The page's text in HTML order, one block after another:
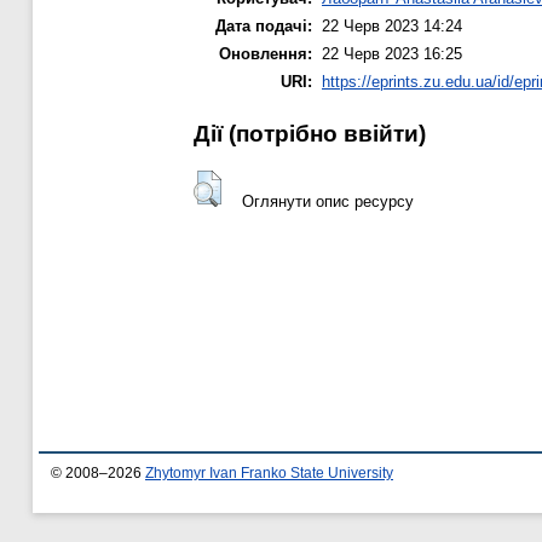
Дата подачі: 22 Черв 2023 14:24
Оновлення: 22 Черв 2023 16:25
URI:
https://eprints.zu.edu.ua/id/
Дії ​​(потрібно ввійти)
Оглянути опис ресурсу
© 2008–2026 Zhytomyr Ivan Franko State University